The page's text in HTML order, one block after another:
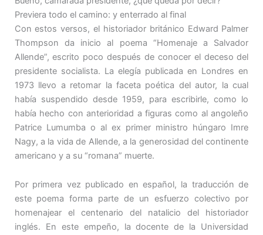
Previera todo el camino: y enterrado al final
Con estos versos, el historiador británico Edward Palmer
Thompson da inicio al poema “Homenaje a Salvador
Allende”, escrito poco después de conocer el deceso del
presidente socialista. La elegía publicada en Londres en
1973 llevo a retomar la faceta poética del autor, la cual
había suspendido desde 1959, para escribirle, como lo
había hecho con anterioridad a figuras como al angoleño
Patrice Lumumba o al ex primer ministro húngaro Imre
Nagy, a la vida de Allende, a la generosidad del continente
americano y a su “romana” muerte.
Por primera vez publicado en español, la traducción de
este poema forma parte de un esfuerzo colectivo por
homenajear el centenario del natalicio del historiador
inglés. En este empeño, la docente de la Universidad